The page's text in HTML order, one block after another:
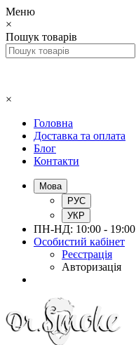
Меню
×
Пошук товарів
×
Головна
Доставка та оплата
Блог
Контакти
Мова
РУС
УКР
ПН-НД: 10:00 - 19:00
Особистий кабінет
Реєстрація
Авторизація